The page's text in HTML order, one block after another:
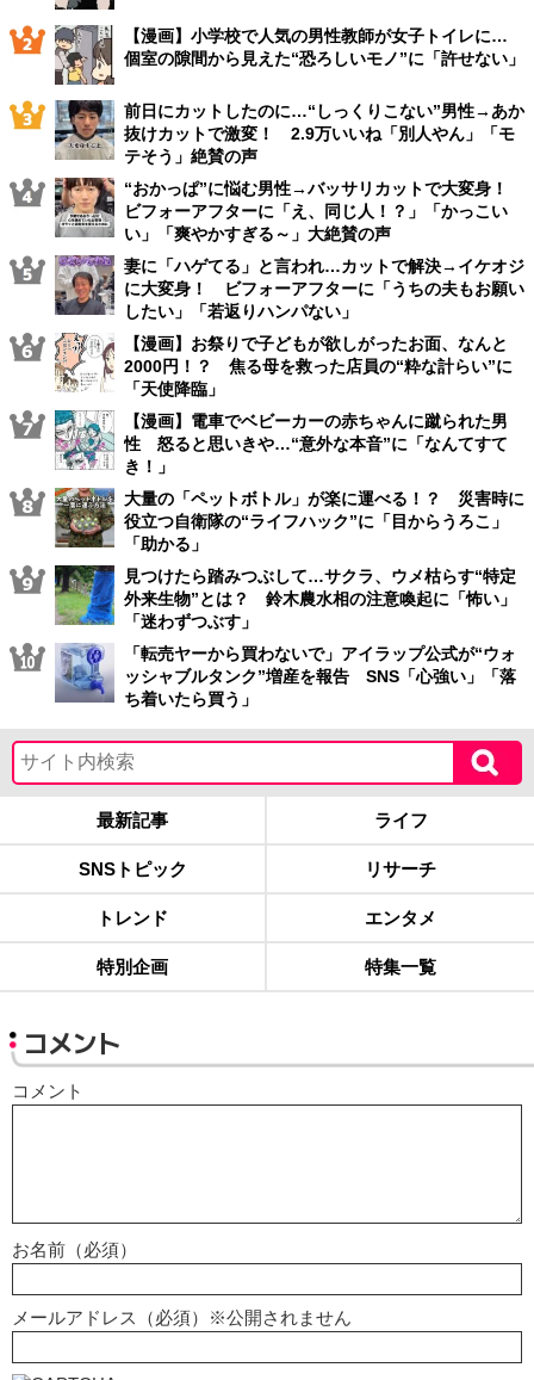
【漫画】小学校で人気の男性教師が女子トイレに…
個室の隙間から見えた“恐ろしいモノ”に「許せない」
前日にカットしたのに…“しっくりこない”男性→あか
抜けカットで激変！ 2.9万いいね「別人やん」「モ
テそう」絶賛の声
“おかっぱ”に悩む男性→バッサリカットで大変身！
ビフォーアフターに「え、同じ人！？」「かっこい
い」「爽やかすぎる～」大絶賛の声
妻に「ハゲてる」と言われ…カットで解決→イケオジ
に大変身！ ビフォーアフターに「うちの夫もお願い
したい」「若返りハンパない」
【漫画】お祭りで子どもが欲しがったお面、なんと
2000円！？ 焦る母を救った店員の“粋な計らい”に
「天使降臨」
【漫画】電車でベビーカーの赤ちゃんに蹴られた男
性 怒ると思いきや…“意外な本音”に「なんてすて
き！」
大量の「ペットボトル」が楽に運べる！？ 災害時に
役立つ自衛隊の“ライフハック”に「目からうろこ」
「助かる」
見つけたら踏みつぶして…サクラ、ウメ枯らす“特定
外来生物”とは？ 鈴木農水相の注意喚起に「怖い」
「迷わずつぶす」
「転売ヤーから買わないで」アイラップ公式が“ウォ
ッシャブルタンク”増産を報告 SNS「心強い」「落
ち着いたら買う」
最新記事 ライフ
SNSトピック リサーチ
トレンド エンタメ
特別企画 特集一覧
コメント
コメント
お名前（必須）
メールアドレス（必須）※公開されません